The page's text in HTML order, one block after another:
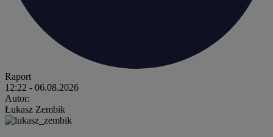
Raport
12:22 - 06.08.2026
Autor:
Łukasz Zembik